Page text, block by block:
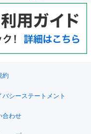
約
バシーステートメント
合わせ